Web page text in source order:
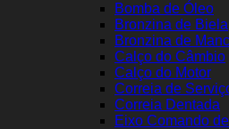
Bomba de Óleo
Bronzina de Biela
Bronzina de
Calço do Câmbio
Calço do Motor
Correia de
Correia Dentada
Eixo Comando